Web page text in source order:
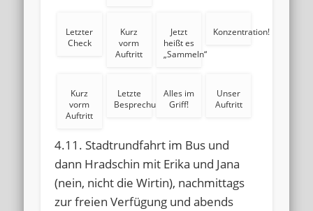
Letzter
Check
Kurz
vorm
Auftritt
Jetzt
heißt es
„Sammeln“
Konzentration!
Kurz
vorm
Auftritt
Letzte
Besprechung
Alles im
Griff!
Unser
Auftritt
4.11. Stadtrundfahrt im Bus und
dann Hradschin mit Erika und Jana
(nein, nicht die Wirtin), nachmittags
zur freien Verfügung und abends